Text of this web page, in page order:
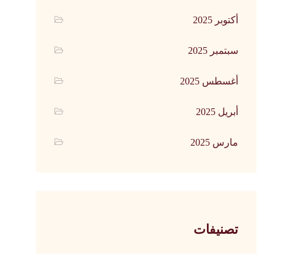
أكتوبر 2025
سبتمبر 2025
أغسطس 2025
أبريل 2025
مارس 2025
تصنيفات